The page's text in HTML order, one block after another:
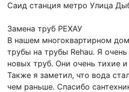
Саид станция метро Улица
Замена труб РЕХАУ
В нашем многоквартирном
трубы на трубы Rehau. Я
новых труб. Они очень тихие
Также я заметил, что вода
чем раньше. Спасибо